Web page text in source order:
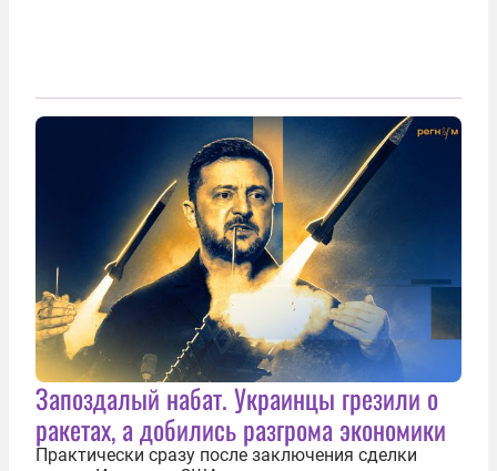
Запоздалый набат. Украинцы грезили о
ракетах, а добились разгрома экономики
Практически сразу после заключения сделки